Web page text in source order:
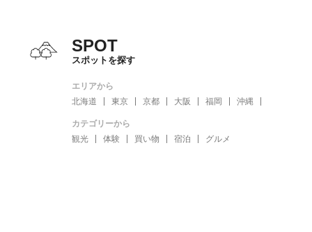
SPOT
スポットを探す
エリアから
北海道
東京 京都 大阪 福岡 沖縄
カテゴリーから
観光
体験 買い物 宿泊 グルメ